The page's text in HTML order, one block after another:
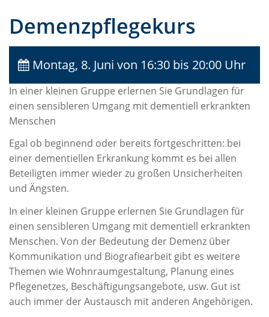
Demenzpflegekurs
Montag, 8. Juni von 16:30 bis 20:00 Uhr
In einer kleinen Gruppe erlernen Sie Grundlagen für
einen sensibleren Umgang mit dementiell erkrankten
Menschen
Egal ob beginnend oder bereits fortgeschritten: bei
einer dementiellen Erkrankung kommt es bei allen
Beteiligten immer wieder zu großen Unsicherheiten
und Ängsten.
In einer kleinen Gruppe erlernen Sie Grundlagen für
einen sensibleren Umgang mit dementiell erkrankten
Menschen. Von der Bedeutung der Demenz über
Kommunikation und Biografiearbeit gibt es weitere
Themen wie Wohnraumgestaltung, Planung eines
Pflegenetzes, Beschäftigungsangebote, usw. Gut ist
auch immer der Austausch mit anderen Angehörigen.